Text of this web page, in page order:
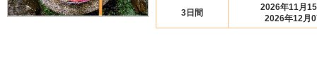
3日間
2026年11月
2026年12月